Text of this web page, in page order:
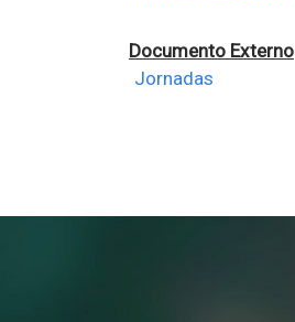
Documento Externo
Jornadas